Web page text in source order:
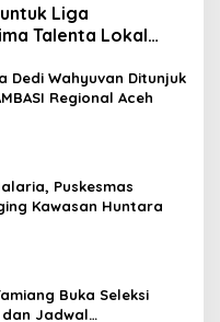
Liga
Talenta Lokal
Dedi Wahyuvan Ditunjuk
Regional Aceh
Puskesmas
Kawasan Huntara
Buka Seleksi
dan Jadwal